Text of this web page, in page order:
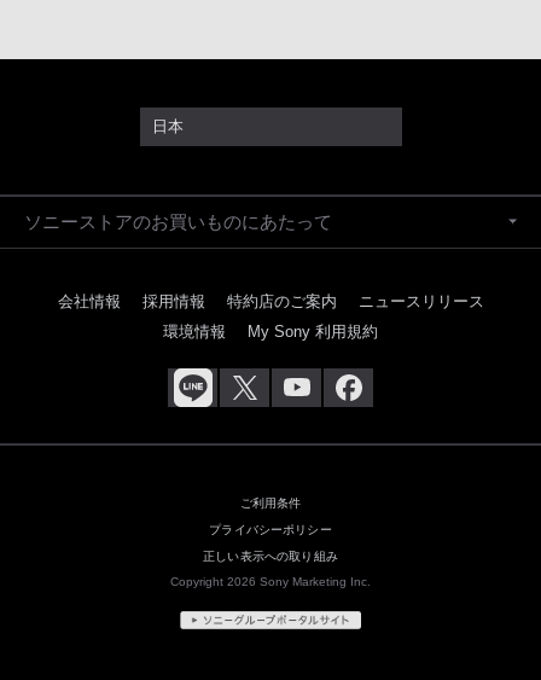
日本
ソニーストアのお買いものにあたって
会社情報 採用情報 特約店のご案内
ニュースリリース
環境情報
My Sony 利用規約
ご利用条件
プライバシーポリシー
正しい表示への取り組み
Copyright 2026 Sony Marketing Inc.